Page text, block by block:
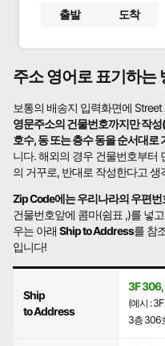
출발 도착
주소 영어로 표기하는
보통의 배송지 입력화면에
영문주소의 건물번호까지만 작
호수, 동 또는 층수 동을 순서대
니다. 해외의 경우 건물번호부터
의 거꾸로, 반대로 작성한다고 생
Zip Code에는 우리나라의 우편
건물번호앞에 콤마(쉼표 ,)를 넣
우는 아래Ship to Address를 참
입니다!
Ship
to Address
3F 306,
(예시 :
3층 306